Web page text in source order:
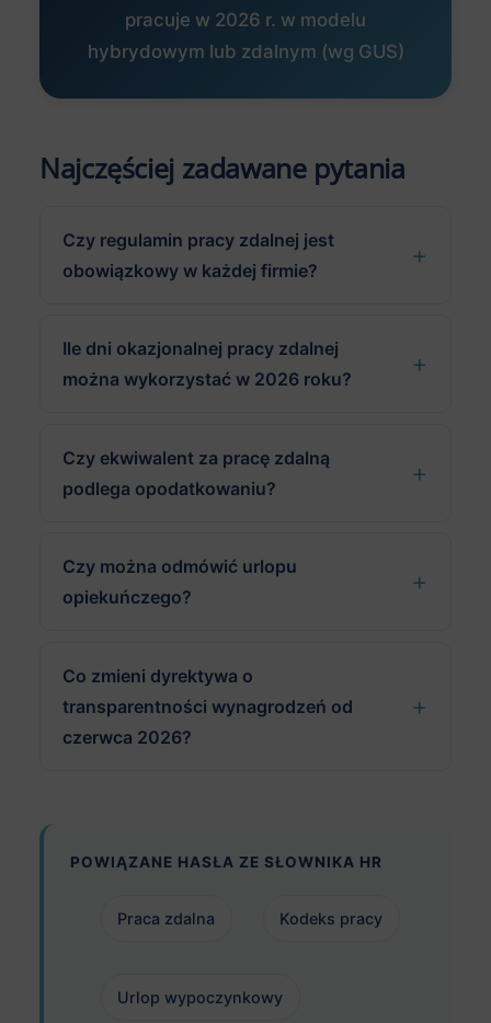
pracuje w 2026 r. w modelu
hybrydowym lub zdalnym (wg GUS)
Najczęściej zadawane pytania
Czy regulamin pracy zdalnej jest
obowiązkowy w każdej firmie?
Ile dni okazjonalnej pracy zdalnej
można wykorzystać w 2026 roku?
Czy ekwiwalent za pracę zdalną
podlega opodatkowaniu?
Czy można odmówić urlopu
opiekuńczego?
Co zmieni dyrektywa o
transparentności wynagrodzeń od
czerwca 2026?
POWIĄZANE HASŁA ZE SŁOWNIKA HR
Praca zdalna Kodeks pracy
Urlop wypoczynkowy